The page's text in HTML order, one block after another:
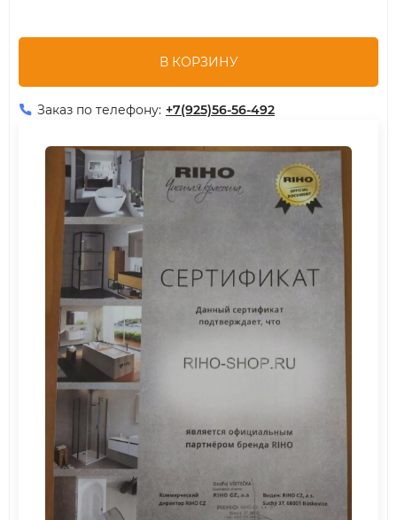
В КОРЗИНУ
Заказ по телефону: +7(925)56-56-492